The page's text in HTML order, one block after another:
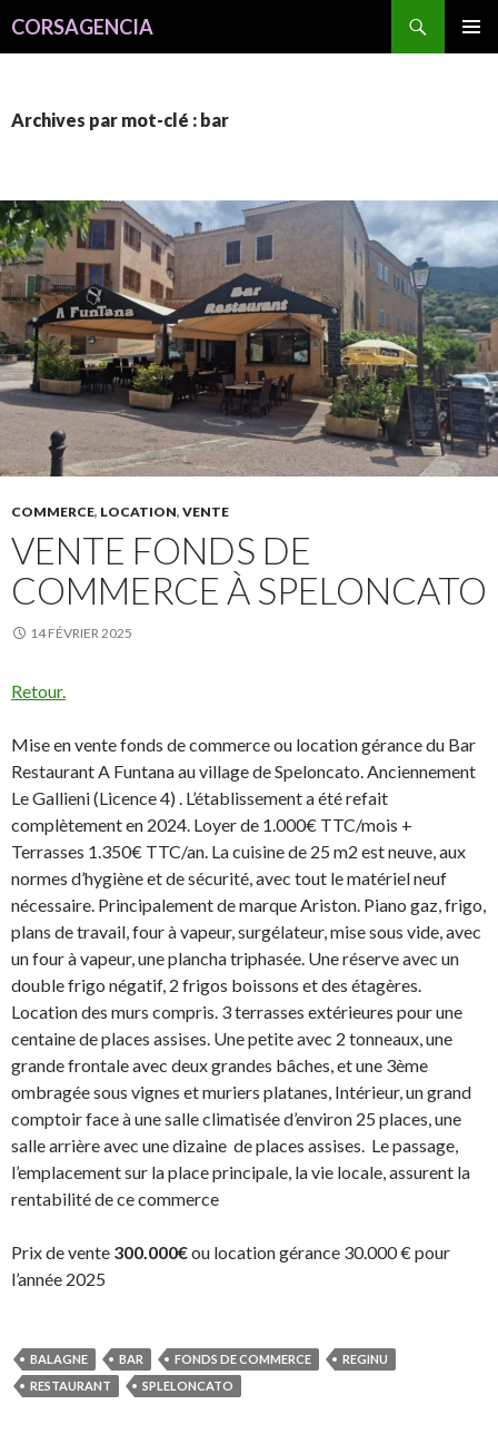
CORSAGENCIA
Archives par mot-clé : bar
COMMERCE, LOCATION, VENTE
VENTE FONDS DE
COMMERCE À SPELONCATO
14 FÉVRIER 2025
Retour.
Mise en vente fonds de commerce ou location gérance du Bar
Restaurant A Funtana au village de Speloncato. Anciennement
Le Gallieni (Licence 4) . L’établissement a été refait
complètement en 2024. Loyer de 1.000€ TTC/mois +
Terrasses 1.350€ TTC/an. La cuisine de 25 m2 est neuve, aux
normes d’hygiène et de sécurité, avec tout le matériel neuf
nécessaire. Principalement de marque Ariston. Piano gaz, frigo,
plans de travail, four à vapeur, surgélateur, mise sous vide, avec
un four à vapeur, une plancha triphasée. Une réserve avec un
double frigo négatif, 2 frigos boissons et des étagères.
Location des murs compris. 3 terrasses extérieures pour une
centaine de places assises. Une petite avec 2 tonneaux, une
grande frontale avec deux grandes bâches, et une 3ème
ombragée sous vignes et muriers platanes, Intérieur, un grand
comptoir face à une salle climatisée d’environ 25 places, une
salle arrière avec une dizaine de places assises. Le passage,
l’emplacement sur la place principale, la vie locale, assurent la
rentabilité de ce commerce
Prix de vente 300.000€ou location gérance 30.000 € pour
l’année 2025
BALAGNE BAR FONDS DE COMMERCE
REGINU
RESTAURANT
SPLELONCATO